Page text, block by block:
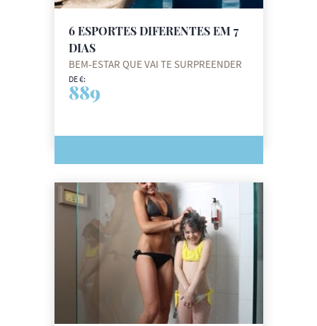
6 ESPORTES DIFERENTES EM 7
DIAS
BEM-ESTAR QUE VAI TE SURPREENDER
DE €:
889